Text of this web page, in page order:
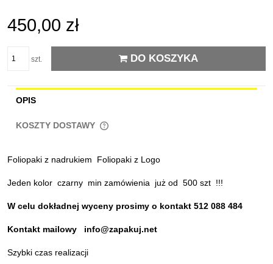
450,00 zł
szt. DO KOSZYKA
OPIS
KOSZTY DOSTAWY
CENA NIE ZAWIERA EWENTUALNYCH KOSZTÓW
Foliopaki z nadrukiem Foliopaki z Logo
Jeden kolor czarny min zamówienia już od 500 szt !!!
W celu dokładnej wyceny prosimy o kontakt 512 088 484
Kontakt mailowy info@zapakuj.net
Szybki czas realizacji